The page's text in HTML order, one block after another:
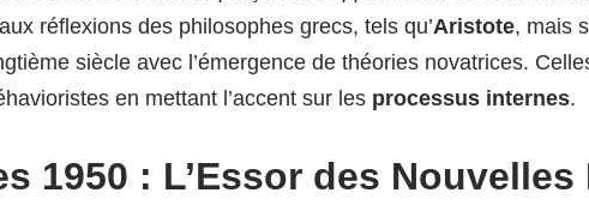
réflexions des philosophes grecs, tels qu’Aristote, mais
siècle avec l’émergence de théories novatrices.
en mettant l’accent sur les processus internes.
1950 : L’Essor des Nouvelles